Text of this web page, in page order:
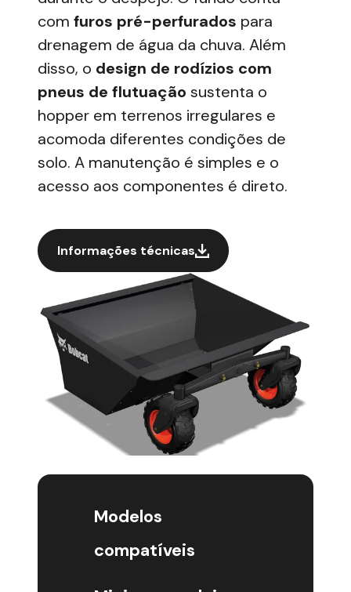
com furos pré-perfurados para
drenagem de água da chuva. Além
disso, o design de rodízios com
pneus de flutuação sustenta o
hopper em terrenos irregulares e
acomoda diferentes condições de
solo. A manutenção é simples e o
acesso aos componentes é direto.
Informações técnicas
Modelos
compatíveis